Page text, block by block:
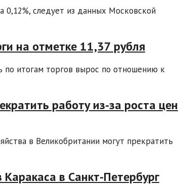
0,12%, следует из данных Московской
на отметке 11,37 рубля
итогам торгов вырос по отношению к
работу из-за роста цен
в Великобритании могут прекратить
в Санкт-Петербург